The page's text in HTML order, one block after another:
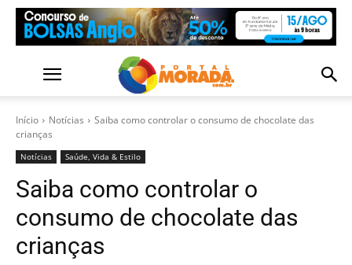
Início Notícias
Saiba como controlar o consumo de chocolate das
crianças
Notícias Saúde, Vida & Estilo
Saiba como controlar o
consumo de chocolate das
crianças